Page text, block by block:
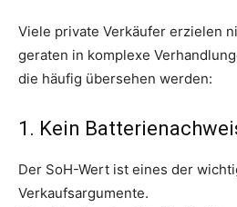
Viele private Verkäufer erzielen
geraten in komplexe
die häufig übersehen werden:
1. Kein
Der SoH-Wert ist eines der
Verkaufsargumente.